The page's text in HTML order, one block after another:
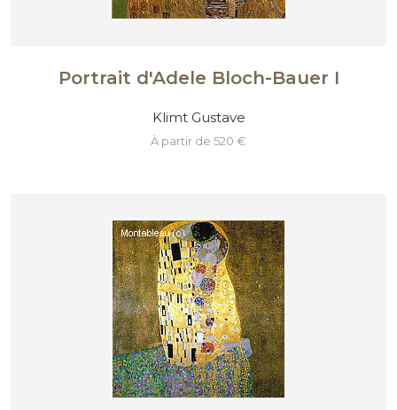
Portrait d'Adele Bloch-Bauer I
Klimt Gustave
à partir de 520 €